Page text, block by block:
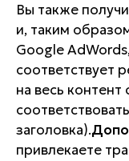
Вы также
и, таким
Google
соответствует
на весь
заголовка).
привлекаете